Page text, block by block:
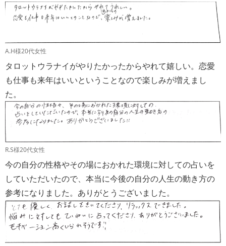
A.H様20代女性
タロットウラナイがやりたかったからやれて嬉しい。恋愛
も仕事も来年はいいということなので楽しみが増えまし
た。
R.S様20代女性
今の自分の性格やその場におかれた環境に対しての占いを
していただいたので、本当に今後の自分の人生の動き方の
参考になりました。ありがとうございました。